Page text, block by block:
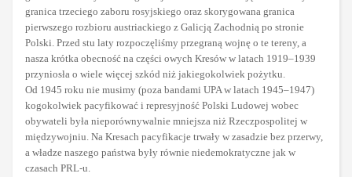
granica trzeciego zaboru rosyjskiego oraz skorygowana granica
pierwszego rozbioru austriackiego z Galicją Zachodnią po stronie
Polski. Przed stu laty rozpoczęliśmy przegraną wojnę o te tereny, a
nasza krótka obecność na części owych Kresów w latach 1919–1939
przyniosła o wiele więcej szkód niż jakiegokolwiek pożytku.
Od 1945 roku nie musimy (poza bandami UPA w latach 1945–1947)
kogokolwiek pacyfikować i represyjność Polski Ludowej wobec
obywateli była nieporównywalnie mniejsza niż Rzeczpospolitej w
międzywojniu. Na Kresach pacyfikacje trwały w zasadzie bez przerwy,
a władze naszego państwa były równie niedemokratyczne jak w
czasach PRL-u.